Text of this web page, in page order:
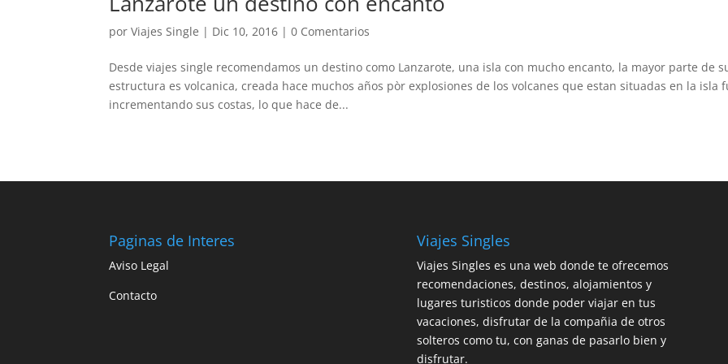
porViajes Single | Dic 10, 2016 |0 Comentarios
Desde viajes single recomendamos un destino como Lanzarote, una isla con mucho encanto, la mayor parte de
estructura es volcanica, creada hace muchos años pòr explosiones de los volcanes que estan situadas en la isla
incrementando sus costas, lo que hace de...
Paginas de Interes
Aviso Legal
Contacto
Viajes Singles
Viajes Singles es una web donde te ofrecemos
recomendaciones, destinos, alojamientos y
lugares turisticos donde poder viajar en tus
vacaciones, disfrutar de la compañia de otros
solteros como tu, con ganas de pasarlo bien y
disfrutar.